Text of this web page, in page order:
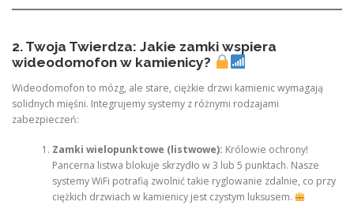
2. Twoja Twierdza: Jakie zamki wspiera
wideodomofon w kamienicy?
Wideodomofon to mózg, ale stare, ciężkie drzwi kamienic wymagają
solidnych mięśni. Integrujemy systemy z różnymi rodzajami
zabezpieczeń:
Zamki wielopunktowe (listwowe): Królowie ochrony!
Pancerna listwa blokuje skrzydło w 3 lub 5 punktach. Nasze
systemy WiFi potrafią zwolnić takie ryglowanie zdalnie, co przy
ciężkich drzwiach w kamienicy jest czystym luksusem.